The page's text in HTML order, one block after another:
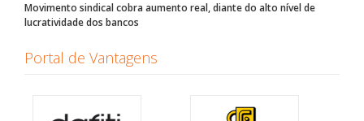
Movimento sindical cobra aumento real, diante do alto nível de
lucratividade dos bancos
Portal de Vantagens